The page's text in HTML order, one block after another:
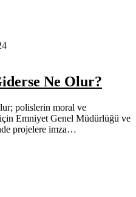
Ne Olur?
polislerin moral ve
için Emniyet Genel Müdürlüğü ve
projelere imza…